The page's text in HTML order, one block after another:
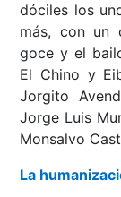
dóciles los
más, con un
goce y el
El Chino y
Jorgito
Jorge Luis
Monsalvo
La